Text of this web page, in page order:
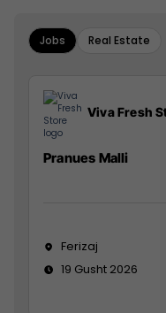
Jobs Real Estate
Viva Fresh
Pranues Malli
Ferizaj
19 Gusht 2026